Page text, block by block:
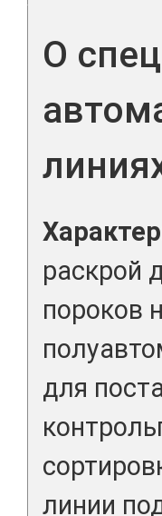
О
раскрой
пороков
для
линии